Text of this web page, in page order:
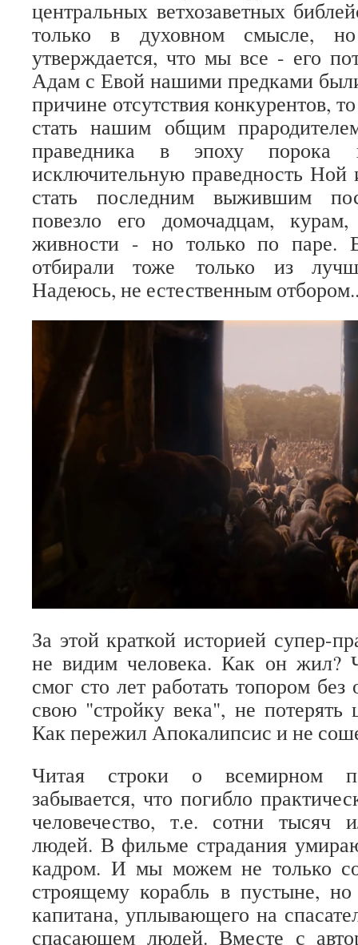
центральных ветхозаветных
только в духовном смысле,
утверждается, что мы все - его
Адам с Евой нашими предками
причине отсутствия конкурентов,
стать нашим общим
праведника в эпоху
исключительную праведность
стать последним выжившим
повезло его домочадцам,
живности - но только по паре.
отбирали тоже только из
Надеюсь, не естественным
За этой краткой историей супер-
не видим человека. Как он жил?
смог сто лет работать топором без
свою "стройку века", не потерять
Как пережил Апокалипсис и не
Читая строки о всемирном
забывается, что погибло
человечество, т.е. сотни
людей. В фильме страдания
кадром. И мы можем не только
строящему корабль в пустыне,
капитана, уплывающего на
спасающем людей. Вместе с